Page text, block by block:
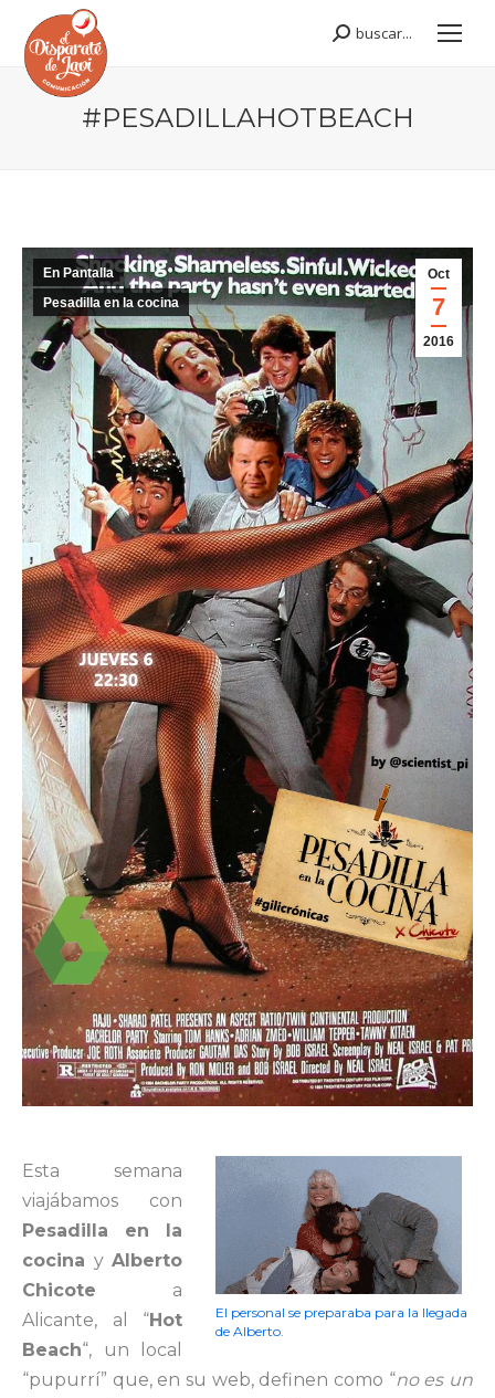
Buscar:
buscar...
#PESADILLAHOTBEACH
Oct
7
2016
En Pantalla
Pesadilla en la cocina
El personal se preparaba para la llegada
de Alberto.
Esta semana
viajábamos con
Pesadilla en la
cocina y Alberto
Chicote a
Alicante, al “Hot
Beach“, un local
“pupurrí” que, en su web, definen como “no es un